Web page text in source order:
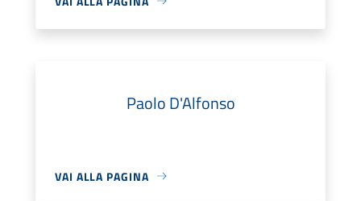
Paolo D'Alfonso
VAI ALLA PAGINA